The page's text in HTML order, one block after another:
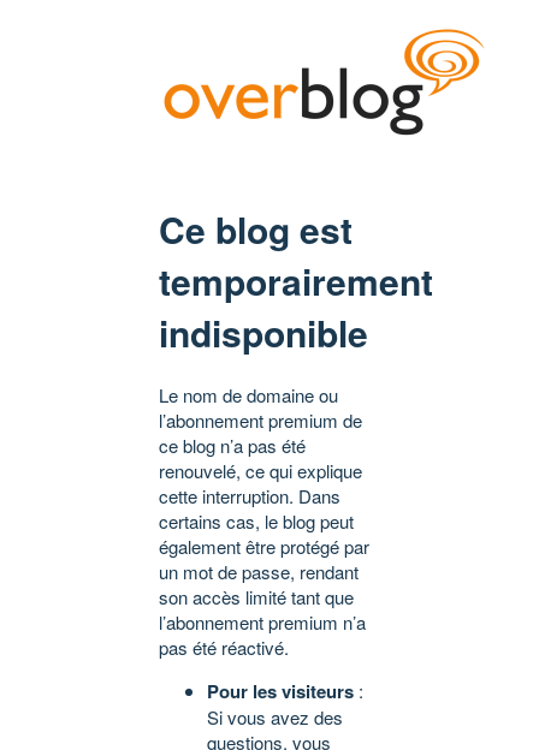
Ce blog est
temporairement
indisponible
Le nom de domaine ou
l’abonnement premium de
ce blog n’a pas été
renouvelé, ce qui explique
cette interruption. Dans
certains cas, le blog peut
également être protégé par
un mot de passe, rendant
son accès limité tant que
l’abonnement premium n’a
pas été réactivé.
Pour les visiteurs :
Si vous avez des
questions, vous